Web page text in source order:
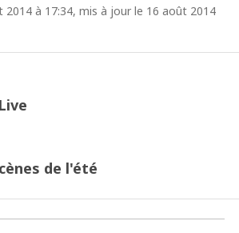
2014 à 17:34, mis à jour le 16 août 2014
de l'été